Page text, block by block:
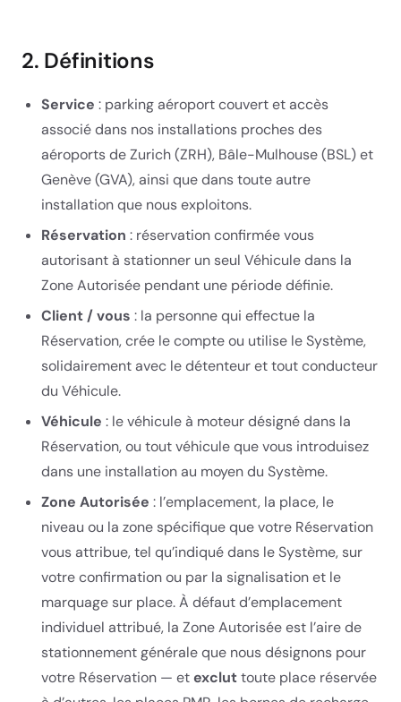
2. Définitions
Service : parking aéroport couvert et accès
associé dans nos installations proches des
aéroports de Zurich (ZRH), Bâle-Mulhouse (BSL) et
Genève (GVA), ainsi que dans toute autre
installation que nous exploitons.
Réservation : réservation confirmée vous
autorisant à stationner un seul Véhicule dans la
Zone Autorisée pendant une période définie.
Client / vous : la personne qui effectue la
Réservation, crée le compte ou utilise le Système,
solidairement avec le détenteur et tout conducteur
du Véhicule.
Véhicule : le véhicule à moteur désigné dans la
Réservation, ou tout véhicule que vous introduisez
dans une installation au moyen du Système.
Zone Autorisée : l’emplacement, la place, le
niveau ou la zone spécifique que votre Réservation
vous attribue, tel qu’indiqué dans le Système, sur
votre confirmation ou par la signalisation et le
marquage sur place. À défaut d’emplacement
individuel attribué, la Zone Autorisée est l’aire de
stationnement générale que nous désignons pour
votre Réservation — etexcluttoute place réservée